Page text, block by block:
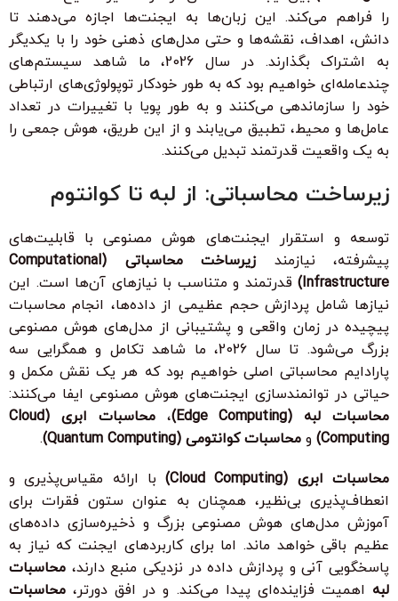
را فراهم می‌کند. این زبان‌ها به ایجنت‌ها اجازه می‌دهند تا
دانش، اهداف، نقشه‌ها و حتی مدل‌های ذهنی خود را با یکدیگر
به اشتراک بگذارند. در سال 2026، ما شاهد سیستم‌های
چندعامله‌ای خواهیم بود که به طور خودکار توپولوژی‌های ارتباطی
خود را سازماندهی می‌کنند و به طور پویا با تغییرات در تعداد
عامل‌ها و محیط، تطبیق می‌یابند و از این طریق، هوش جمعی را
به یک واقعیت قدرتمند تبدیل می‌کنند.
زیرساخت محاسباتی: از لبه تا کوانتوم
توسعه و استقرار ایجنت‌های هوش مصنوعی با قابلیت‌های
پیشرفته، نیازمند
زیرساخت محاسباتی (Computational
Infrastructure) قدرتمند و متناسب با نیازهای آن‌ها است. این
نیازها شامل پردازش حجم عظیمی از داده‌ها، انجام محاسبات
پیچیده در زمان واقعی و پشتیبانی از مدل‌های هوش مصنوعی
بزرگ می‌شود. تا سال 2026، ما شاهد تکامل و همگرایی سه
پارادایم محاسباتی اصلی خواهیم بود که هر یک نقش مکمل و
حیاتی در توانمندسازی ایجنت‌های هوش مصنوعی ایفا می‌کنند:
محاسبات لبه (Edge Computing)
،
محاسبات ابری (Cloud
Computing) و محاسبات کوانتومی (Quantum Computing) .
محاسبات ابری (Cloud Computing)
با ارائه مقیاس‌پذیری و
انعطاف‌پذیری بی‌نظیر، همچنان به عنوان ستون فقرات برای
آموزش مدل‌های هوش مصنوعی بزرگ و ذخیره‌سازی داده‌های
عظیم باقی خواهد ماند. اما برای کاربردهای ایجنت که نیاز به
پاسخگویی آنی و پردازش داده در نزدیکی منبع دارند، محاسبات
لبه اهمیت فزاینده‌ای پیدا می‌کند. و در افق دورتر، محاسبات